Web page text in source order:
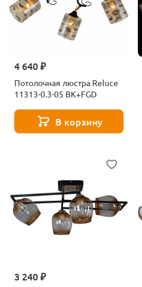
4 640 ₽
Потолочная люстра Reluce
11313-0.3-05 BK+FGD
В корзину
3 240 ₽